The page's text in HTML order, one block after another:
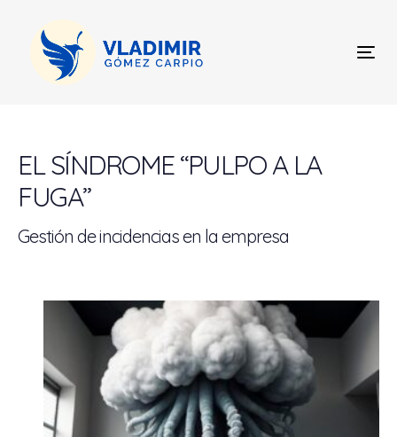
content
EL SÍNDROME “PULPO A LA
FUGA”
Gestión de incidencias en la empresa
navigation